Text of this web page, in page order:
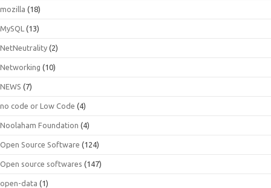
mozilla (18)
MySQL (13)
NetNeutrality (2)
Networking (10)
NEWS (7)
no code or Low Code (4)
Noolaham Foundation (4)
Open Source Software (124)
Open source softwares (147)
open-data (1)